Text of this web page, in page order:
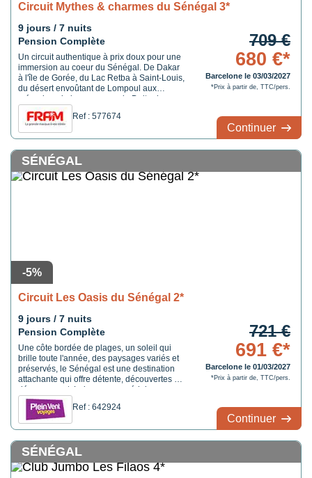
Circuit Mythes & charmes du Sénégal 3*
9 jours / 7 nuits
Pension Complète
Un circuit authentique à prix doux pour une
immersion au coeur du Sénégal. De Dakar
à l'île de Gorée, du Lac Retba à Saint-Louis,
du désert envoûtant de Lompoul aux
méandres de la mangrove du Delta du
Saloum, cet itinéraire équilibré vous mène à
la découverte des sites incontournables du
Sénégal. Ce voyage vous plonge dans une
atmosphère ...
Ref : 577674
709 €
680 €*
Barcelone le 03/03/2027
*Prix à partir de, TTC/pers.
Continuer
-5%
SÉNÉGAL
Circuit Les Oasis du Sénégal 2*
9 jours / 7 nuits
Pension Complète
Une côte bordée de plages, un soleil qui
brille toute l'année, des paysages variés et
préservés, le Sénégal est une destination
attachante qui offre détente, découvertes et
dépaysement. Laissez-vous séduire par
l'hospitalité de ses habitants et la douceur
de son climat. Partout où vous irez vous y
serez accueillis selon la ...
Ref : 642924
721 €
691 €*
Barcelone le 01/03/2027
*Prix à partir de, TTC/pers.
Continuer
SÉNÉGAL